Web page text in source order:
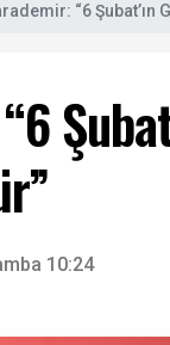
“6
10:24